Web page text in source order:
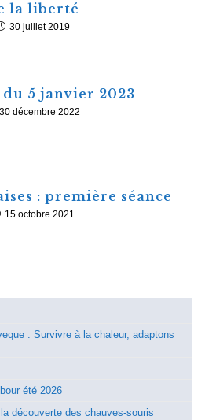
la liberté
30 juillet 2019
du 5 janvier 2023
30 décembre 2022
: première séance
15 octobre 2021
: Survivre à la chaleur, adaptons
été 2026
découverte des chauves-souris